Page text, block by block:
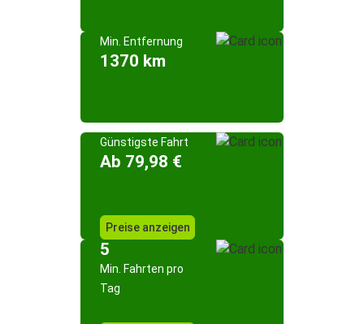
Min. Entfernung
1370 km
Günstigste Fahrt
Ab 79,98 €
Preise anzeigen
5
Min. Fahrten pro
Tag